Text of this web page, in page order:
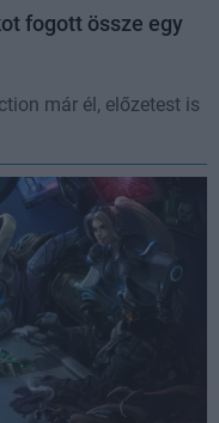
fogott össze egy
már él, előzetest is